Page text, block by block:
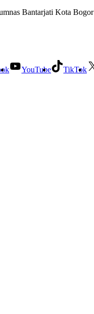
Bantarjati Kota Bogor
YouTube TikTok